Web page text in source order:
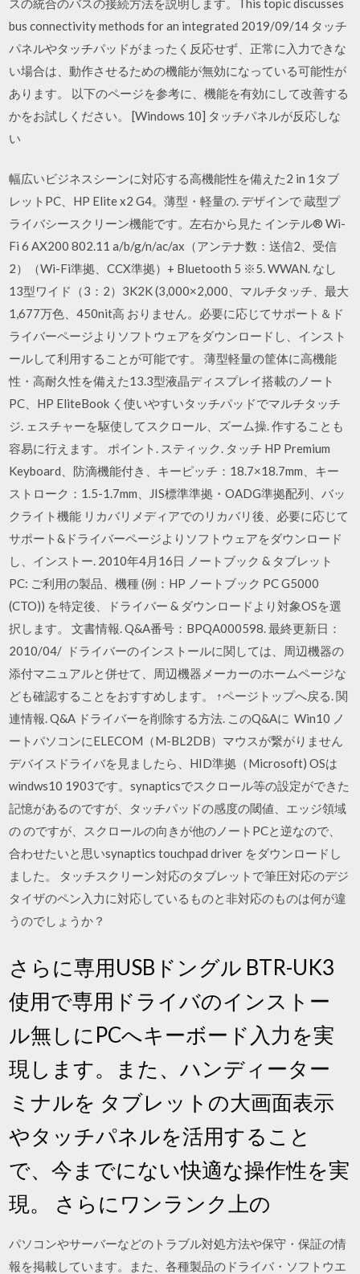
bus connectivity methods for an integrated 2019/09/14 タッチ
パネルやタッチパッドがまったく反応せず、正常に入力できな
い場合は、動作させるための機能が無効になっている可能性が
あります。 以下のページを参考に、機能を有効にして改善する
かをお試しください。 [Windows 10] タッチパネルが反応しな
い
幅広いビジネスシーンに対応する高機能性を備えた2 in 1タブ
レットPC、HP Elite x2 G4。薄型・軽量の. デザインで 蔵型プ
ライバシースクリーン機能です。左右から見た インテル® Wi-
Fi 6 AX200 802.11 a/b/g/n/ac/ax（アンテナ数：送信2、受信
2）（Wi-Fi準拠、CCX準拠）+ Bluetooth 5 ※5. WWAN. なし
13型ワイド（3：2）3K2K (3,000×2,000、マルチタッチ、最大
1,677万色、450nit高 おりません。必要に応じてサポート＆ド
ライバーページよりソフトウェアをダウンロードし、インスト
ールして利用することが可能です。 薄型軽量の筐体に高機能
性・高耐久性を備えた13.3型液晶ディスプレイ搭載のノート
PC、HP EliteBook く使いやすいタッチパッドでマルチタッチ
ジ. ェスチャーを駆使してスクロール、ズーム操. 作することも
容易に行えます。 ポイント. スティック. タッチ HP Premium
Keyboard、防滴機能付き、キーピッチ：18.7×18.7mm、キー
ストローク：1.5-1.7mm、JIS標準準拠・OADG準拠配列、バッ
クライト機能 リカバリメディアでのリカバリ後、必要に応じて
サポート&ドライバーページよりソフトウェアをダウンロード
し、インストー. 2010年4月16日 ノートブック & タブレット
PC: ご利用の製品、機種 (例：HP ノートブック PC G5000
(CTO)) を特定後、ドライバー & ダウンロードより対象OSを選
択します。 文書情報. Q&A番号：BPQA000598. 最終更新日：
2010/04/ ドライバーのインストールに関しては、周辺機器の
添付マニュアルと併せて、周辺機器メーカーのホームページな
ども確認することをおすすめします。 ↑ページトップへ戻る. 関
連情報. Q&A ドライバーを削除する方法. このQ&Aに Win10 ノ
ートパソコンにELECOM（M-BL2DB）マウスが繋がりません
デバイスドライバを見ましたら、HID準拠（Microsoft) OSは
windws10 1903です。synapticsでスクロール等の設定ができた
記憶があるのですが、タッチパッドの感度の閾値、エッジ領域
の のですが、スクロールの向きが他のノートPCと逆なので、
合わせたいと思いsynaptics touchpad driver をダウンロードし
ました。 タッチスクリーン対応のタブレットで筆圧対応のデジ
タイザのペン入力に対応しているものと非対応のものは何が違
うのでしょうか？
さらに専用USBドングル BTR-UK3
使用で専用ドライバのインストー
ル無しにPCへキーボード入力を実
現します。また、ハンディーター
ミナルを タブレットの大画面表示
やタッチパネルを活用すること
で、今までにない快適な操作性を実
現。 さらにワンランク上の
パソコンやサーバーなどのトラブル対処方法や保守・保証の情
報を掲載しています。また、各種製品のドライバ・ソフトウエ